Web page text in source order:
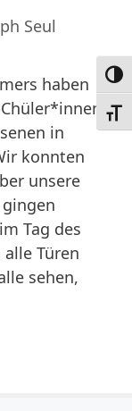
Seul
haben
in
konnten
unsere
Tag des
Türen
sehen,